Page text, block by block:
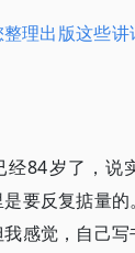
理出版这些
经84岁了，说
要反复掂量
感觉，自己